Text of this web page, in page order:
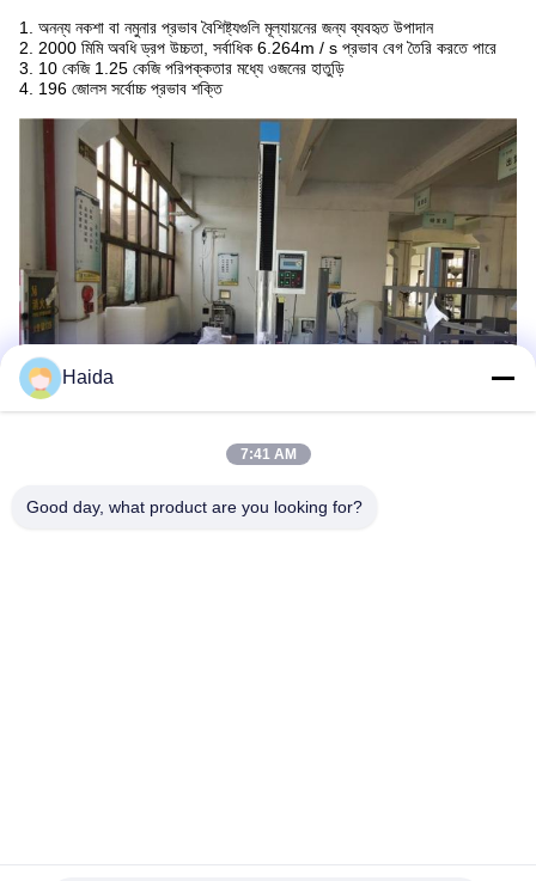
1. অনন্য নকশা বা নমুনার প্রভাব বৈশিষ্ট্যগুলি মূল্যায়নের জন্য ব্যবহৃত উপাদান
2. 2000 মিমি অবধি ড্রপ উচ্চতা, সর্বাধিক 6.264m / s প্রভাব বেগ তৈরি করতে পারে
3. 10 কেজি 1.25 কেজি পরিপক্কতার মধ্যে ওজনের হাতুড়ি
4. 196 জোলস সর্বোচ্চ প্রভাব শক্তি
Haida
7:41 AM
Good day, what product are you looking for?